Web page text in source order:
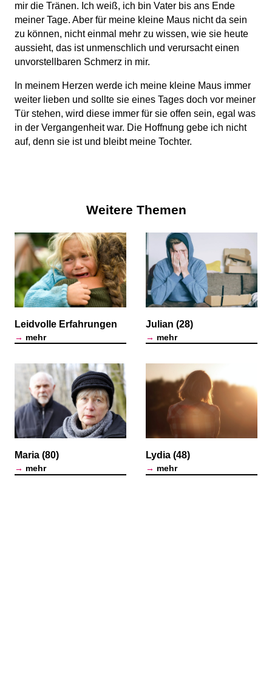
mir die Tränen. Ich weiß, ich bin Vater bis ans Ende
meiner Tage. Aber für meine kleine Maus nicht da sein
zu können, nicht einmal mehr zu wissen, wie sie heute
aussieht, das ist unmenschlich und verursacht einen
unvorstellbaren Schmerz in mir.
In meinem Herzen werde ich meine kleine Maus immer
weiter lieben und sollte sie eines Tages doch vor meiner
Tür stehen, wird diese immer für sie offen sein, egal was
in der Vergangenheit war. Die Hoffnung gebe ich nicht
auf, denn sie ist und bleibt meine Tochter.
Weitere Themen
Leidvolle Erfahrungen
→ mehr
Julian (28)
→ mehr
Maria (80)
→ mehr
Lydia (48)
→ mehr